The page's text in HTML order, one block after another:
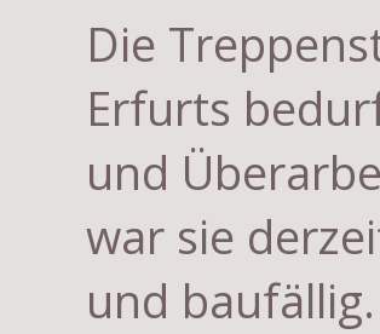
Die
Erfurts
und
war sie
und baufällig.